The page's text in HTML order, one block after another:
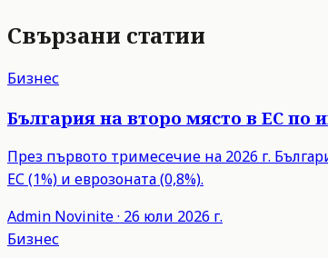
Свързани статии
Бизнес
България на второ място в ЕС по
През първото тримесечие на 2026 г.
ЕС (1%) и еврозоната (0,8%).
Admin Novinite· 26 юли 2026 г.
Бизнес